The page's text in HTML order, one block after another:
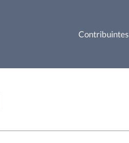
Contribuintes